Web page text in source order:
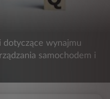
wynajmu
samochodem i